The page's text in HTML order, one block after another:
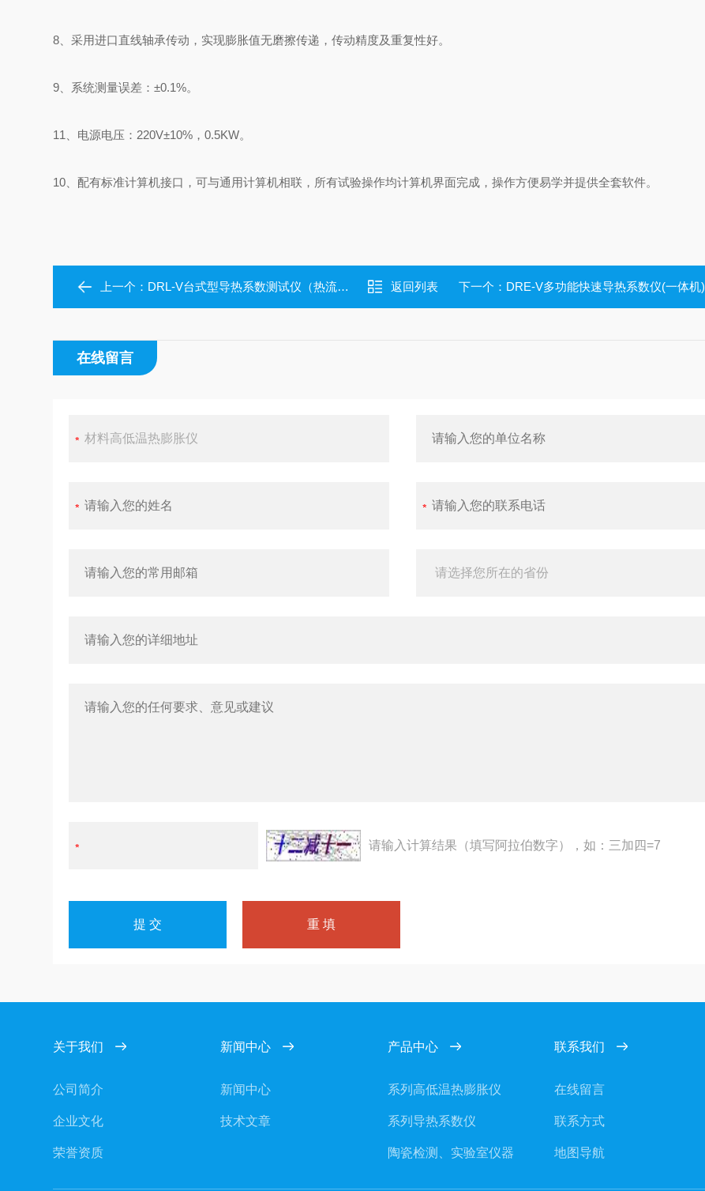
8、采用进口直线轴承传动，实现膨胀值无磨擦传递，传动精度及重复性好。
9、系统测量误差：±0.1%。
11、电源电压：220V±10%，0.5KW。
10、配有标准计算机接口，可与通用计算机相联，所有试验操作均计算机界面完成，操作方便易学并提供全套软件。
上一个： DRL-V台式型导热系数测试仪（热流法）热阻仪 返回列表 下一个： DRE-V多功能快速导热系数仪(一体机)
在线留言
请输入计算结果（填写阿拉伯数字），如：三加四=7
关于我们
公司简介
企业文化
荣誉资质
新闻中心
新闻中心
技术文章
产品中心
系列高低温热膨胀仪
系列导热系数仪
陶瓷检测、实验室仪器
联系我们
在线留言
联系方式
地图导航